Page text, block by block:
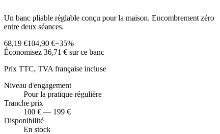
Un banc pliable réglable conçu pour la maison. Encombrement zéro
entre deux séances.
68,19 €104,90 €−35%
Économisez 36,71 € sur ce banc
Prix TTC, TVA française incluse
Niveau d'engagement
Pour la pratique régulière
Tranche prix
100 € — 199 €
Disponibilité
En stock